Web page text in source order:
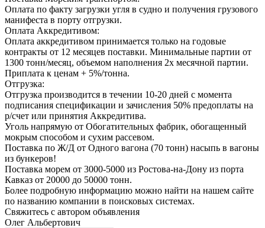
Оплата по факту загрузки угля в судно и получения грузового
манифеста в порту отгрузки.
Оплата Аккредитивом:
Оплата аккредитивом принимается только на годовые
контракты от 12 месяцев поставки. Минимальные партии от
1300 тонн/месяц, объемом наполнения 2х месячной партии.
Приплата к ценам + 5%/тонна.
Отгрузка:
Отгрузка производится в течении 10-20 дней с момента
подписания спецификации и зачисления 50% предоплаты на
р/счет или принятия Аккредитива.
Уголь напрямую от Обогатительных фабрик, обогащенный
мокрым способом и сухим рассевом.
Поставка по Ж/Д от Одного вагона (70 тонн) насыпь в вагоны
из бункеров!
Поставка морем от 3000-5000 из Ростова-на-Дону из порта
Кавказ от 20000 до 50000 тонн.
Более подробную информацию можно найти на нашем сайте
по названию компании в поисковых системах.
Свяжитесь с автором объявления
Олег Альбертович